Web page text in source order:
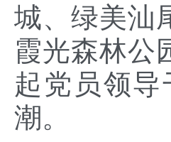
城、绿美汕
霞光森林公
起党员领
潮。